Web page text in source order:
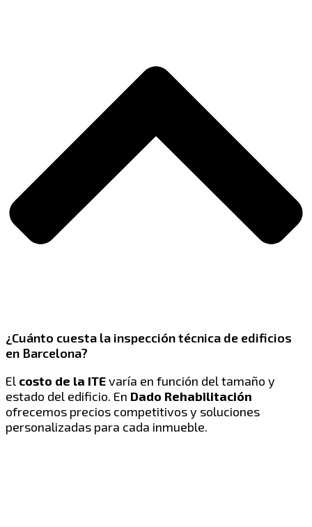
¿Cuánto cuesta la inspección técnica de edificios
en Barcelona?
El costo de la ITEvaría en función del tamaño y
estado del edificio. En Dado Rehabilitación
ofrecemos precios competitivos y soluciones
personalizadas para cada inmueble.